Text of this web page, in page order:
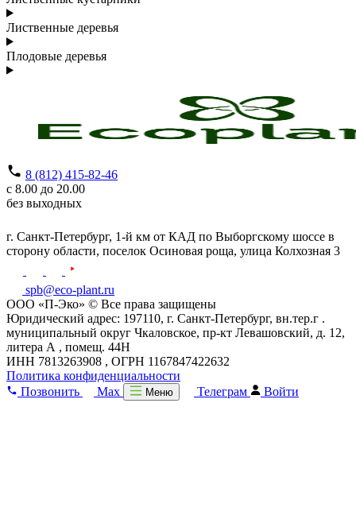
Лиственные деревья
Плодовые деревья
8 (812) 415-82-46
с 8.00 до 20.00
без выходных
г. Санкт-Петербург, 1-й км от КАД по Выборгскому шоссе в
сторону области, поселок Осиновая роща, улица Колхозная 3
spb@eco-plant.ru
ООО «П-Эко» © Все права защищены
Юридический адрес: 197110, г. Санкт-Петербург, вн.тер.г .
муниципальный округ Чкаловское, пр-кт Левашовский, д. 12,
литера А , помещ. 44Н
ИНН 7813263908 , ОГРН 1167847422632
Политика конфиденциальности
Позвонить
Max Меню Телеграм Войти